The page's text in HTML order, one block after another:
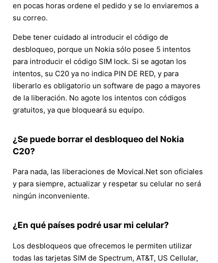
en pocas horas ordene el pedido y se lo enviaremos a
su correo.
Debe tener cuidado al introducir el código de
desbloqueo, porque un Nokia sólo posee 5 intentos
para introducir el código SIM lock. Si se agotan los
intentos, su C20 ya no indica PIN DE RED, y para
liberarlo es obligatorio un software de pago a mayores
de la liberación. No agote los intentos con códigos
gratuitos, ya que bloqueará su equipo.
¿Se puede borrar el desbloqueo del Nokia
C20?
Para nada, las liberaciones de Movical.Net son oficiales
y para siempre, actualizar y respetar su celular no será
ningún inconveniente.
¿En qué países podré usar mi celular?
Los desbloqueos que ofrecemos le permiten utilizar
todas las tarjetas SIM de Spectrum, AT&T, US Cellular,